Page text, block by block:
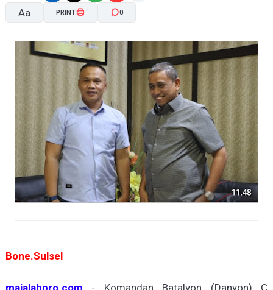
Aa
A- A+
PRINT 0
Bone.Sulsel